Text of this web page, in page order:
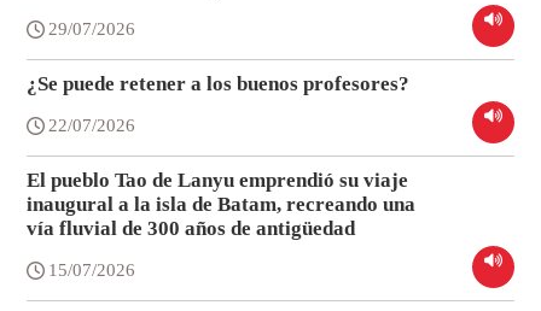
29/07/2026
¿Se puede retener a los buenos profesores?
22/07/2026
El pueblo Tao de Lanyu emprendió su viaje
inaugural a la isla de Batam, recreando una
vía fluvial de 300 años de antigüedad
15/07/2026